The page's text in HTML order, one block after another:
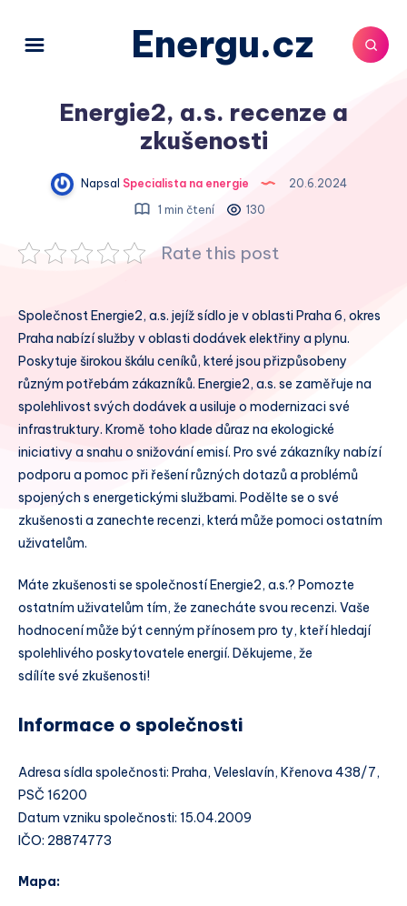
Energu.cz
Energie2, a.s. recenze a
zkušenosti
Napsal Specialista na energie
20.6.2024
1 min čtení
130
Rate this post
Společnost Energie2, a.s. jejíž sídlo je v oblasti Praha 6, okres
Praha nabízí služby v oblasti dodávek elektřiny a plynu.
Poskytuje širokou škálu ceníků, které jsou přizpůsobeny
různým potřebám zákazníků. Energie2, a.s. se zaměřuje na
spolehlivost svých dodávek a usiluje o modernizaci své
infrastruktury. Kromě toho klade důraz na ekologické
iniciativy a snahu o snižování emisí. Pro své zákazníky nabízí
podporu a pomoc při řešení různých dotazů a problémů
spojených s energetickými službami. Podělte se o své
zkušenosti a zanechte recenzi, která může pomoci ostatním
uživatelům.
Máte zkušenosti se společností Energie2, a.s.? Pomozte
ostatním uživatelům tím, že zanecháte svou recenzi. Vaše
hodnocení může být cenným přínosem pro ty, kteří hledají
spolehlivého poskytovatele energií. Děkujeme, že
sdílíte své zkušenosti!
Informace o společnosti
Adresa sídla společnosti: Praha, Veleslavín, Křenova 438/7,
PSČ 16200
Datum vzniku společnosti: 15.04.2009
IČO: 28874773
Mapa: